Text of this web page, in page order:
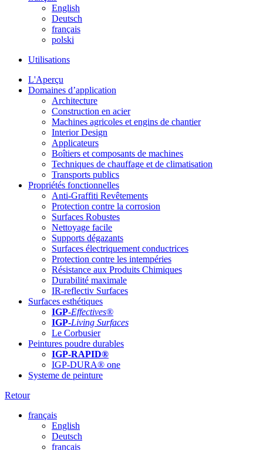
English
Deutsch
français
polski
Utilisations
L'Aperçu
Domaines d’application
Architecture
Construction en acier
Machines agricoles et engins de chantier
Interior Design
Applicateurs
Boîtiers et composants de machines
Techniques de chauffage et de climatisation
Transports publics
Propriétés fonctionnelles
Anti-Graffiti Revêtements
Protection contre la corrosion
Surfaces Robustes
Nettoyage facile
Supports dégazants
Surfaces électriquement conductrices
Protection contre les intempéries
Résistance aux Produits Chimiques
Durabilité maximale
IR-reflectiv Surfaces
Surfaces esthétiques
IGP-Effectives®
IGP-Living Surfaces
Le Corbusier
Peintures poudre durables
IGP-RAPID®
IGP-DURA® one
Systeme de peinture
Retour
français
English
Deutsch
français